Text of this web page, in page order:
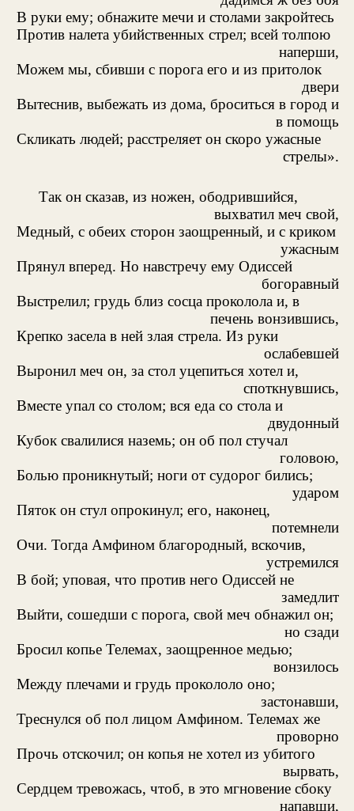
В руки ему; обнажите мечи и столами закройтесь
Против налета убийственных стрел; всей толпою
наперши,
Можем мы, сбивши с порога его и из притолок
двери
Вытеснив, выбежать из дома, броситься в город и
в помощь
Скликать людей; расстреляет он скоро ужасные
стрелы».
Так он сказав, из ножен, ободрившийся,
выхватил меч свой,
Медный, с обеих сторон заощренный, и с криком
ужасным
Прянул вперед. Но навстречу ему Одиссей
богоравный
Выстрелил; грудь близ сосца проколола и, в
печень вонзившись,
Крепко засела в ней злая стрела. Из руки
ослабевшей
Выронил меч он, за стол уцепиться хотел и,
споткнувшись,
Вместе упал со столом; вся еда со стола и
двудонный
Кубок свалилися наземь; он об пол стучал
головою,
Болью проникнутый; ноги от судорог бились;
ударом
Пяток он стул опрокинул; его, наконец,
потемнели
Очи. Тогда Амфином благородный, вскочив,
устремился
В бой; уповая, что против него Одиссей не
замедлит
Выйти, сошедши с порога, свой меч обнажил он;
но сзади
Бросил копье Телемах, заощренное медью;
вонзилось
Между плечами и грудь прокололо оно;
застонавши,
Треснулся об пол лицом Амфином. Телемах же
проворно
Прочь отскочил; он копья не хотел из убитого
вырвать,
Сердцем тревожась, чтоб, в это мгновение сбоку
напавши,